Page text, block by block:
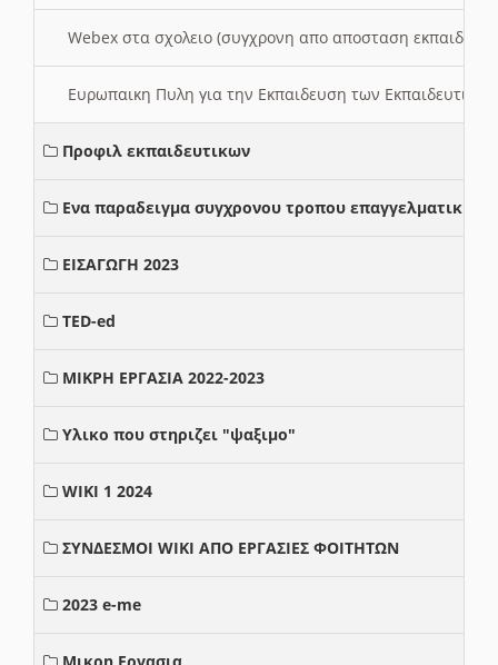
Webex στα σχολειο (συγχρονη απο αποσταση
Ευρωπαικη Πυλη για την Εκπαιδευση των
Προφιλ εκπαιδευτικων
Ενα παραδειγμα συγχρονου τροπου επαγγελματικης
ΕΙΣΑΓΩΓΗ 2023
TED-ed
ΜΙΚΡΗ ΕΡΓΑΣΙΑ 2022-2023
Υλικο που στηριζει "ψαξιμο"
WIKI 1 2024
ΣΥΝΔΕΣΜΟΙ WIKI ΑΠΟ ΕΡΓΑΣΙΕΣ ΦΟΙΤΗΤΩΝ
2023 e-me